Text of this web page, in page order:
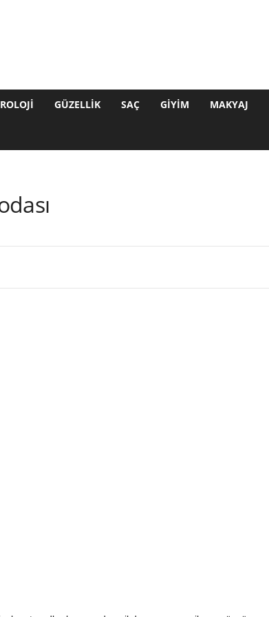
GÜZELLIK SAÇ GIYIM MAKYAJ